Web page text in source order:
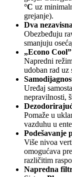
°C uz
grejanje).
Dva
Obezbeđuju
smanjuju
„Econo
Napredni
udoban rad uz
Uređaj
nepravilnosti,
Pomaže u
vazduhu u
Podešavanje
Više nivoa
omogućava
različitim
Napredna